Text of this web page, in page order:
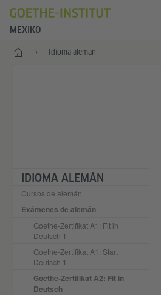
MEXIKO
Inicio Idioma alemán
IDIOMA ALEMÁN
Cursos de alemán
Exámenes de alemán
Goethe-Zertifikat A1: Fit in
Deutsch 1
Goethe-Zertifikat A1: Start
Deutsch 1
Goethe-Zertifikat A2: Fit in
Deutsch